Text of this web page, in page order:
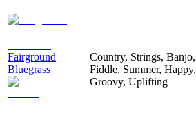
Fairground
Bluegrass
Country, Strings, Banjo,
Fiddle, Summer, Happy,
Groovy, Uplifting